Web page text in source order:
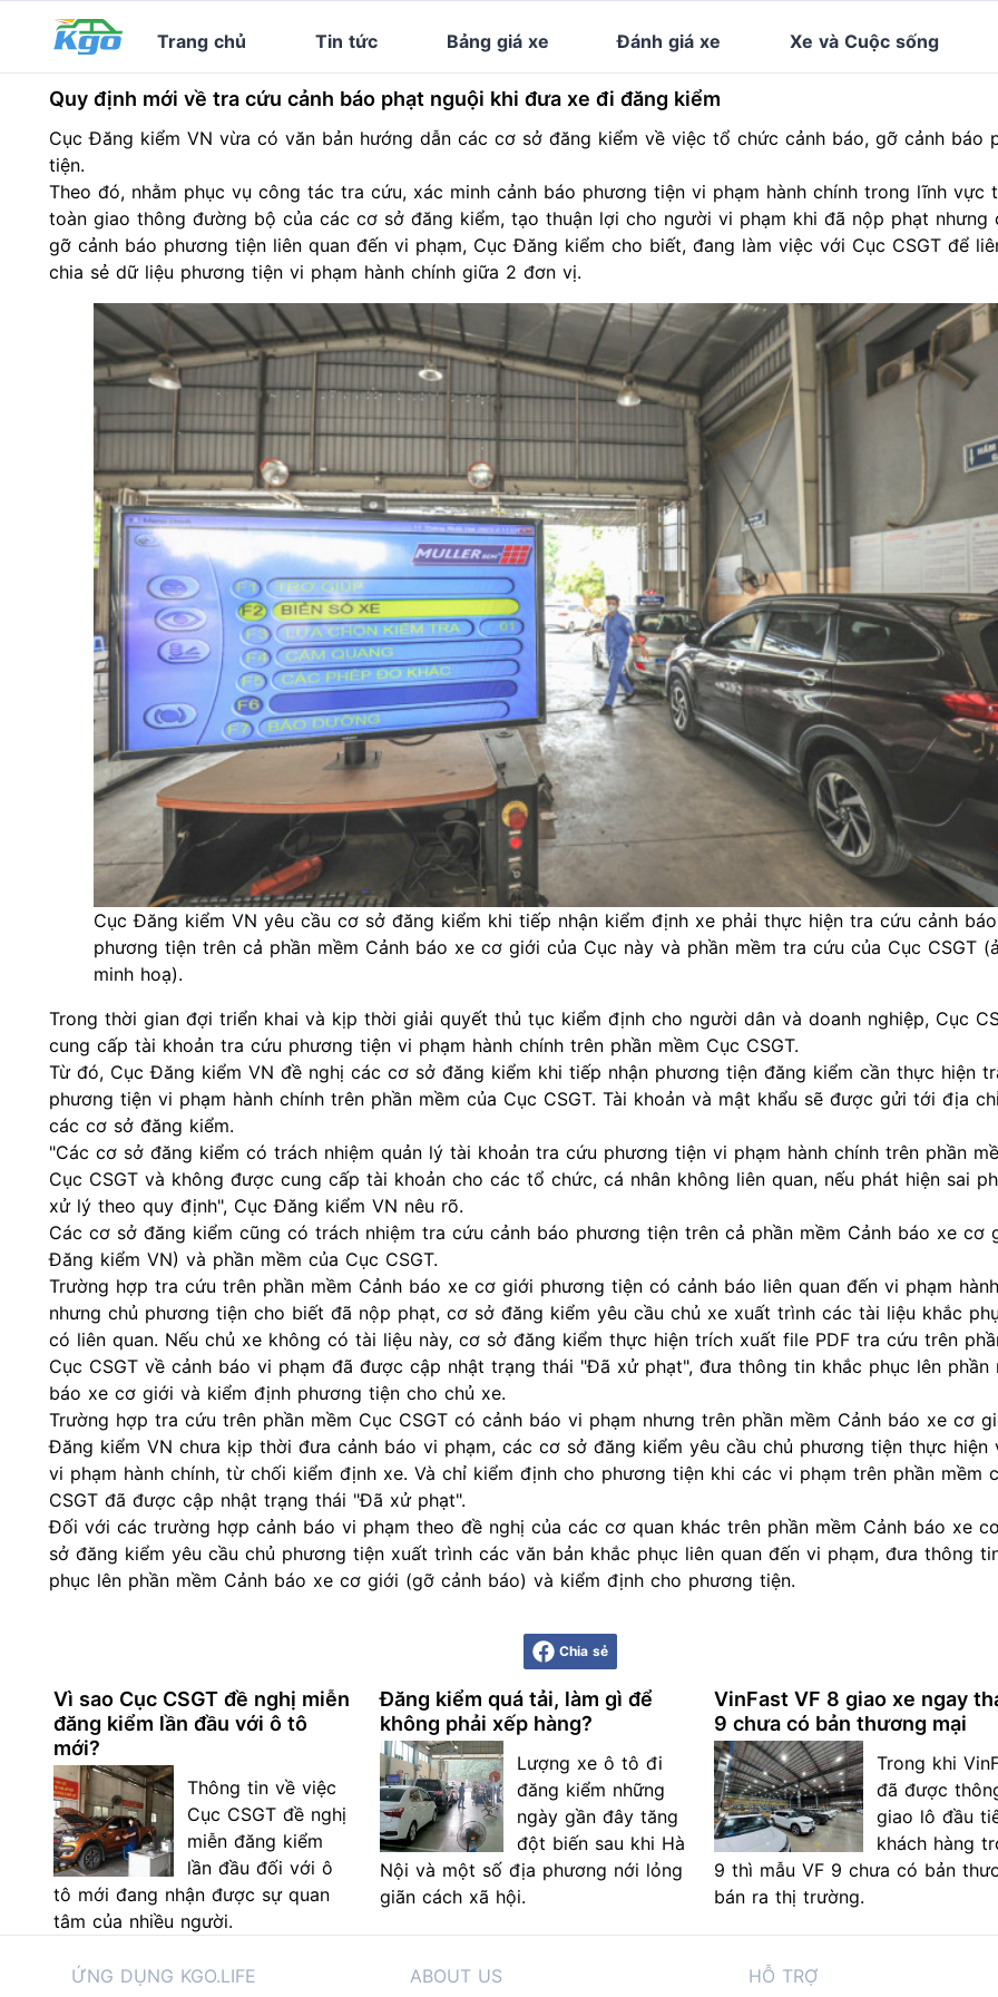
Trang chủ Tin tức Bảng giá xe Đánh giá xe Xe và Cuộc sống
Quy định mới về tra cứu cảnh báo phạt nguội khi đưa xe đi đăng kiểm
Cục Đăng kiểm VN vừa có văn bản hướng dẫn các cơ sở đăng kiểm về việc tổ chức cảnh báo, gỡ cảnh báo
tiện.
Theo đó, nhằm phục vụ công tác tra cứu, xác minh cảnh báo phương tiện vi phạm hành chính trong lĩnh
toàn giao thông đường bộ của các cơ sở đăng kiểm, tạo thuận lợi cho người vi phạm khi đã nộp phạt nhưng
gỡ cảnh báo phương tiện liên quan đến vi phạm, Cục Đăng kiểm cho biết, đang làm việc với Cục CSGT để
chia sẻ dữ liệu phương tiện vi phạm hành chính giữa 2 đơn vị.
Cục Đăng kiểm VN yêu cầu cơ sở đăng kiểm khi tiếp nhận kiểm định xe phải thực hiện tra cứu cảnh báo
phương tiện trên cả phần mềm Cảnh báo xe cơ giới của Cục này và phần mềm tra cứu của Cục CSGT
minh hoạ).
Trong thời gian đợi triển khai và kịp thời giải quyết thủ tục kiểm định cho người dân và doanh nghiệp, Cục
cung cấp tài khoản tra cứu phương tiện vi phạm hành chính trên phần mềm Cục CSGT.
Từ đó, Cục Đăng kiểm VN đề nghị các cơ sở đăng kiểm khi tiếp nhận phương tiện đăng kiểm cần thực hiện
phương tiện vi phạm hành chính trên phần mềm của Cục CSGT. Tài khoản và mật khẩu sẽ được gửi tới địa
các cơ sở đăng kiểm.
"Các cơ sở đăng kiểm có trách nhiệm quản lý tài khoản tra cứu phương tiện vi phạm hành chính trên phần
Cục CSGT và không được cung cấp tài khoản cho các tổ chức, cá nhân không liên quan, nếu phát hiện sai
xử lý theo quy định", Cục Đăng kiểm VN nêu rõ.
Các cơ sở đăng kiểm cũng có trách nhiệm tra cứu cảnh báo phương tiện trên cả phần mềm Cảnh báo xe cơ
Đăng kiểm VN) và phần mềm của Cục CSGT.
Trường hợp tra cứu trên phần mềm Cảnh báo xe cơ giới phương tiện có cảnh báo liên quan đến vi phạm
nhưng chủ phương tiện cho biết đã nộp phạt, cơ sở đăng kiểm yêu cầu chủ xe xuất trình các tài liệu khắc
có liên quan. Nếu chủ xe không có tài liệu này, cơ sở đăng kiểm thực hiện trích xuất file PDF tra cứu trên
Cục CSGT về cảnh báo vi phạm đã được cập nhật trạng thái "Đã xử phạt", đưa thông tin khắc phục lên phần
báo xe cơ giới và kiểm định phương tiện cho chủ xe.
Trường hợp tra cứu trên phần mềm Cục CSGT có cảnh báo vi phạm nhưng trên phần mềm Cảnh báo xe cơ
Đăng kiểm VN chưa kịp thời đưa cảnh báo vi phạm, các cơ sở đăng kiểm yêu cầu chủ phương tiện thực hiện
vi phạm hành chính, từ chối kiểm định xe. Và chỉ kiểm định cho phương tiện khi các vi phạm trên phần mềm
CSGT đã được cập nhật trạng thái "Đã xử phạt".
Đối với các trường hợp cảnh báo vi phạm theo đề nghị của các cơ quan khác trên phần mềm Cảnh báo xe
sở đăng kiểm yêu cầu chủ phương tiện xuất trình các văn bản khắc phục liên quan đến vi phạm, đưa thông
phục lên phần mềm Cảnh báo xe cơ giới (gỡ cảnh báo) và kiểm định cho phương tiện.
Chia sẻ
Vì sao Cục CSGT đề nghị miễn
đăng kiểm lần đầu với ô tô
mới?
Thông tin về việc
Cục CSGT đề nghị
miễn đăng kiểm
lần đầu đối với ô
tô mới đang nhận được sự quan
tâm của nhiều người.
Đăng kiểm quá tải, làm gì để
không phải xếp hàng?
Lượng xe ô tô đi
đăng kiểm những
ngày gần đây tăng
đột biến sau khi Hà
Nội và một số địa phương nới lỏng
giãn cách xã hội.
VinFast VF 8 giao xe ngay
9 chưa có bản thương mại
Trong khi
đã được
giao lô đầu
khách hàng
9 thì mẫu VF 9 chưa có bản
bán ra thị trường.
ỨNG DỤNG KGO.LIFE ABOUT US HỖ TRỢ